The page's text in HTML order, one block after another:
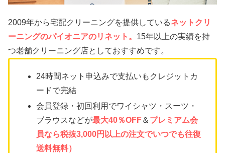
2009年から宅配クリーニングを提供しているネットクリ
ーニングのパイオニアのリネット。 15年以上の実績を持
つ老舗クリーニング店としておすすめです。
24時間ネット申込みで支払いもクレジットカ
ードで完結
会員登録・初回利用でワイシャツ・スーツ・
ブラウスなどが最大40％OFF＆ プレミアム会
員なら税抜3,000円以上の注文でいつでも往復
送料無料）